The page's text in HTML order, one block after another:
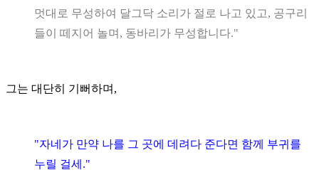
멋대로 무성하여 달그닥 소리가 절로 나고 있고, 공구리
들이 떼지어 놀며, 동바리가 무성합니다."
그는 대단히 기뻐하며,
"자네가 만약 나를 그 곳에 데려다 준다면 함께 부귀를
누릴 걸세."